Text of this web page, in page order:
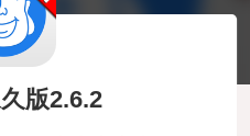
版2.6.2